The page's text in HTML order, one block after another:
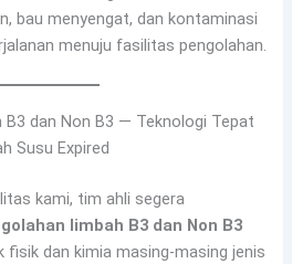
bau menyengat, dan kontaminasi
menuju fasilitas pengolahan.
B3 dan Non B3 — Teknologi Tepat
Susu Expired
kami, tim ahli segera
limbah B3 dan Non B3
fisik dan kimia masing-masing jenis